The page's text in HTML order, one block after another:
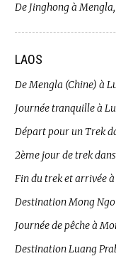
De Jinghong à
LAOS
De Mengla (Chine) à
Journée tranquille à
Départ pour un Trek
2ème jour de trek
Fin du trek et arrivée
Destination Mong
Journée de pêche à
Destination Luang